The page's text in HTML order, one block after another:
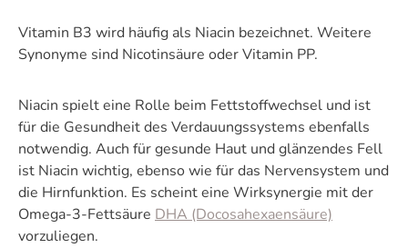
Vitamin B3 wird häufig als Niacin bezeichnet. Weitere
Synonyme sind Nicotinsäure oder Vitamin PP.
Niacin spielt eine Rolle beim Fettstoffwechsel und ist
für die Gesundheit des Verdauungssystems ebenfalls
notwendig. Auch für gesunde Haut und glänzendes Fell
ist Niacin wichtig, ebenso wie für das Nervensystem und
die Hirnfunktion. Es scheint eine Wirksynergie mit der
Omega-3-Fettsäure DHA (Docosahexaensäure)
vorzuliegen.